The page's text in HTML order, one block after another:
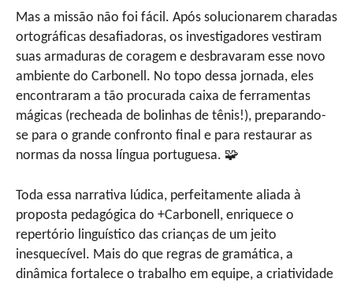
Mas a missão não foi fácil. Após solucionarem charadas
ortográficas desafiadoras, os investigadores vestiram
suas armaduras de coragem e desbravaram esse novo
ambiente do Carbonell. No topo dessa jornada, eles
encontraram a tão procurada caixa de ferramentas
mágicas (recheada de bolinhas de tênis!), preparando-
se para o grande confronto final e para restaurar as
normas da nossa língua portuguesa. 🧩
Toda essa narrativa lúdica, perfeitamente aliada à
proposta pedagógica do +Carbonell, enriquece o
repertório linguístico das crianças de um jeito
inesquecível. Mais do que regras de gramática, a
dinâmica fortalece o trabalho em equipe, a criatividade